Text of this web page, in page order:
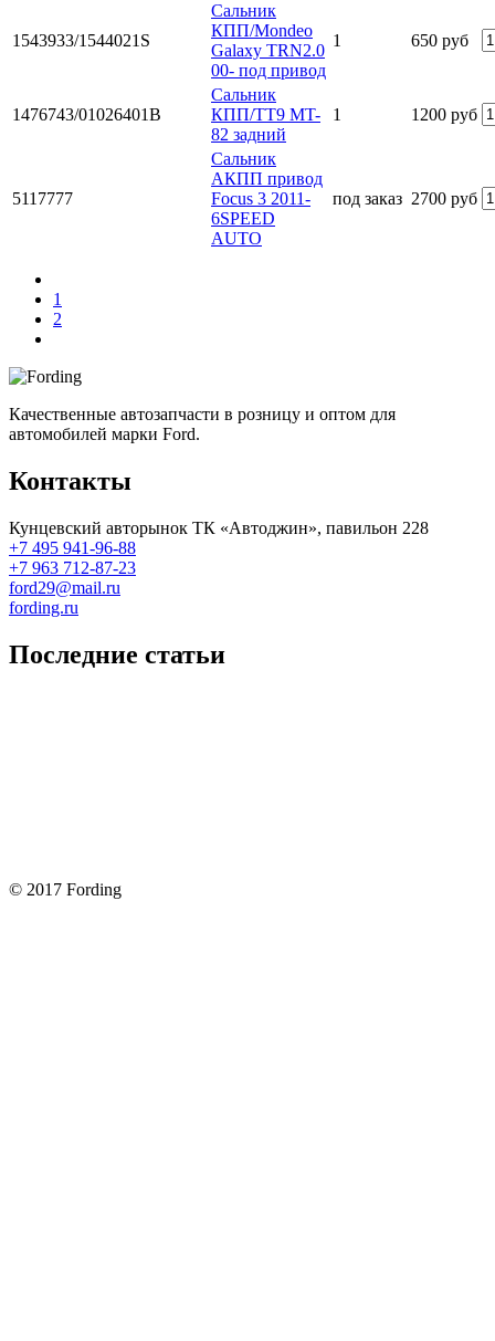
1543933/1544021S
Сальник
КПП/Mondeo
Galaxy TRN2.0
00- под привод
1 650 руб
1476743/01026401B
Сальник
КПП/TT9 MT-
82 задний
1 1200 руб
5117777
Сальник
АКПП привод
Focus 3 2011-
6SPEED
AUTO
под заказ 2700 руб
1
2
Качественные автозапчасти в розницу и оптом для
автомобилей марки Ford.
Контакты
Кунцевский авторынок ТК «Автоджин», павильон 228
+7 495 941-96-88
+7 963 712-87-23
ford29@mail.ru
fording.ru
Последние статьи
© 2017 Fording